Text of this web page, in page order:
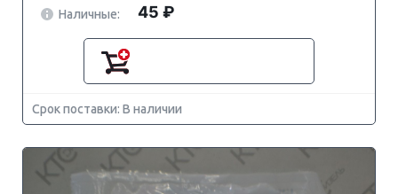
Наличные: 45 ₽
Срок поставки: В наличии